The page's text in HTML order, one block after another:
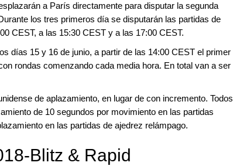
a París directamente para disputar la segunda
los tres primeros día se disputarán las partidas de
CEST, a las 15:30 CEST y a las 17:00 CEST.
días 15 y 16 de junio, a partir de las 14:00 CEST el primer
rondas comenzando cada media hora. En total van a ser
de aplazamiento, en lugar de con incremento. Todos
de 10 segundos por movimiento en las partidas
en las partidas de ajedrez relámpago.
Blitz & Rapid